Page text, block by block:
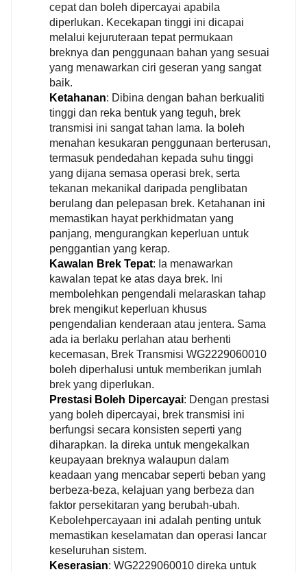
cepat dan boleh dipercayai apabila
diperlukan. Kecekapan tinggi ini dicapai
melalui kejuruteraan tepat permukaan
breknya dan penggunaan bahan yang sesuai
yang menawarkan ciri geseran yang sangat
baik.
Ketahanan: Dibina dengan bahan berkualiti
tinggi dan reka bentuk yang teguh, brek
transmisi ini sangat tahan lama. Ia boleh
menahan kesukaran penggunaan berterusan,
termasuk pendedahan kepada suhu tinggi
yang dijana semasa operasi brek, serta
tekanan mekanikal daripada penglibatan
berulang dan pelepasan brek. Ketahanan ini
memastikan hayat perkhidmatan yang
panjang, mengurangkan keperluan untuk
penggantian yang kerap.
Kawalan Brek Tepat: Ia menawarkan
kawalan tepat ke atas daya brek. Ini
membolehkan pengendali melaraskan tahap
brek mengikut keperluan khusus
pengendalian kenderaan atau jentera. Sama
ada ia berlaku perlahan atau berhenti
kecemasan, Brek Transmisi WG2229060010
boleh diperhalusi untuk memberikan jumlah
brek yang diperlukan.
Prestasi Boleh Dipercayai: Dengan prestasi
yang boleh dipercayai, brek transmisi ini
berfungsi secara konsisten seperti yang
diharapkan. Ia direka untuk mengekalkan
keupayaan breknya walaupun dalam
keadaan yang mencabar seperti beban yang
berbeza-beza, kelajuan yang berbeza dan
faktor persekitaran yang berubah-ubah.
Kebolehpercayaan ini adalah penting untuk
memastikan keselamatan dan operasi lancar
keseluruhan sistem.
Keserasian: WG2229060010 direka untuk